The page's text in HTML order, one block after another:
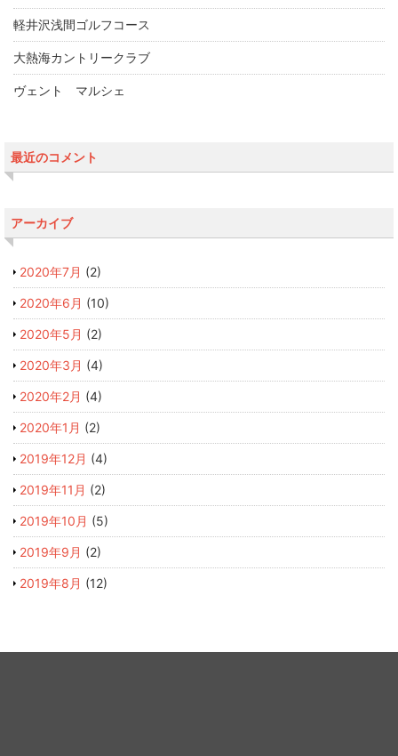
軽井沢浅間ゴルフコース
大熱海カントリークラブ
ヴェント マルシェ
最近のコメント
アーカイブ
2020年7月 (2)
2020年6月 (10)
2020年5月 (2)
2020年3月 (4)
2020年2月 (4)
2020年1月 (2)
2019年12月 (4)
2019年11月 (2)
2019年10月 (5)
2019年9月 (2)
2019年8月 (12)